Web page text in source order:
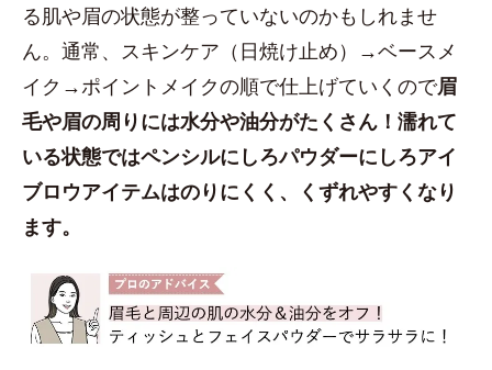
る肌や眉の状態が整っていないのかもしれませ
ん。通常、スキンケア（日焼け止め）→ベースメ
イク→ポイントメイクの順で仕上げていくので眉
毛や眉の周りには水分や油分がたくさん！濡れて
いる状態ではペンシルにしろパウダーにしろアイ
ブロウアイテムはのりにくく、くずれやすくなり
ます。